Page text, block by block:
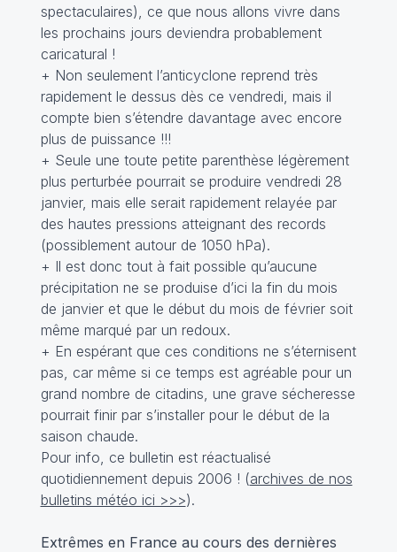
spectaculaires), ce que nous allons vivre dans
les prochains jours deviendra probablement
caricatural !
+ Non seulement l’anticyclone reprend très
rapidement le dessus dès ce vendredi, mais il
compte bien s’étendre davantage avec encore
plus de puissance !!!
+ Seule une toute petite parenthèse légèrement
plus perturbée pourrait se produire vendredi 28
janvier, mais elle serait rapidement relayée par
des hautes pressions atteignant des records
(possiblement autour de 1050 hPa).
+ Il est donc tout à fait possible qu’aucune
précipitation ne se produise d’ici la fin du mois
de janvier et que le début du mois de février soit
même marqué par un redoux.
+ En espérant que ces conditions ne s’éternisent
pas, car même si ce temps est agréable pour un
grand nombre de citadins, une grave sécheresse
pourrait finir par s’installer pour le début de la
saison chaude.
Pour info, ce bulletin est réactualisé
quotidiennement depuis 2006 ! (archives de nos
bulletins météo ici >>>).
Extrêmes en France au cours des dernières